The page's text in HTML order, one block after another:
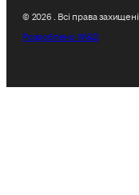
© 2026 . Всі права захищені.
Розроблено W&D